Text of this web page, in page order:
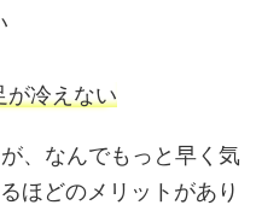
冷えない
、なんでもっと早く気
ほどのメリットがあり